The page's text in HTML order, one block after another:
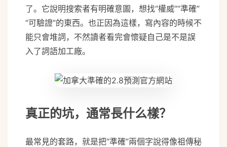
了。它說明搜索者有明確意圖，想找“權威”“準確”
“可驗證”的東西。也正因為這樣，寫內容的時候不
能只會堆詞，不然讀者看完會懷疑自己是不是誤
入了詞語加工廠。
真正的坑，通常長什么樣？
最常見的套路，就是把“準確”兩個字說得像祖傳秘